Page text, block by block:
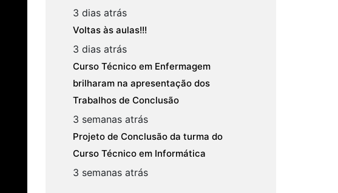
3 dias atrás
Voltas às aulas!!!
3 dias atrás
Curso Técnico em Enfermagem
brilharam na apresentação dos
Trabalhos de Conclusão
3 semanas atrás
Projeto de Conclusão da turma do
Curso Técnico em Informática
3 semanas atrás